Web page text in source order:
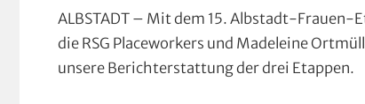
ALBSTADT – Mit dem 15. Albstadt-Frauen-
die RSG Placeworkers und Madeleine
unsere Berichterstattung der drei Etappen.